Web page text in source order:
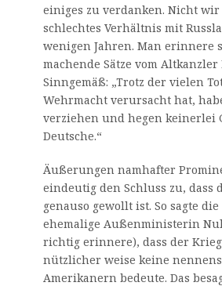
einiges zu verdanken. Nicht
schlechtes Verhältnis mit
wenigen Jahren. Man erinnere
machende Sätze vom
Sinngemäß: „Trotz der vielen
Wehrmacht verursacht hat,
verziehen und hegen keinerlei
Deutsche.“
Äußerungen namhafter
eindeutig den Schluss zu, dass
genauso gewollt ist. So sagte
ehemalige Außenministerin
richtig erinnere), dass der
nützlicher weise keine
Amerikanern bedeute. Das